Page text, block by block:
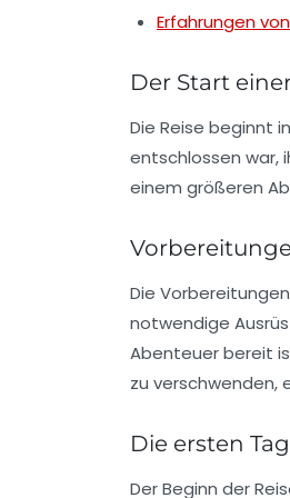
Erfahrungen
Der Start
Die Reise beginnt
entschlossen war,
einem größeren
Die
notwendige
Abenteuer bereit
zu verschwenden,
Die ersten
Der Beginn der